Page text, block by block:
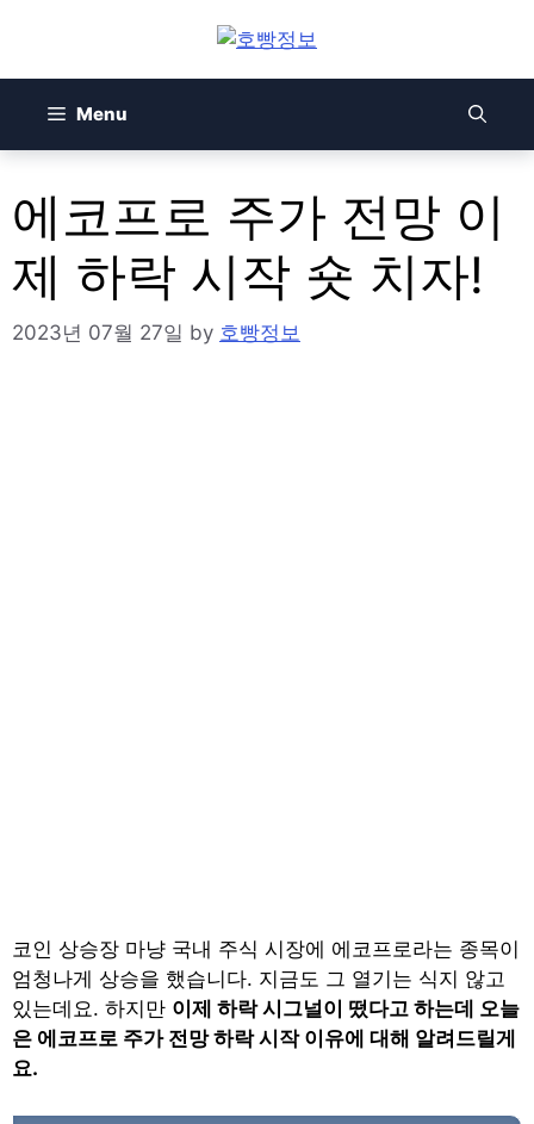
content
Menu
에코프로 주가 전망 이
제 하락 시작 숏 치자!
2023년 07월 27일 by 호빵정보
코인 상승장 마냥 국내 주식 시장에 에코프로라는 종목이
엄청나게 상승을 했습니다. 지금도 그 열기는 식지 않고
있는데요. 하지만 이제 하락 시그널이 떴다고 하는데 오늘
은 에코프로 주가 전망 하락 시작 이유에 대해 알려드릴게
요.